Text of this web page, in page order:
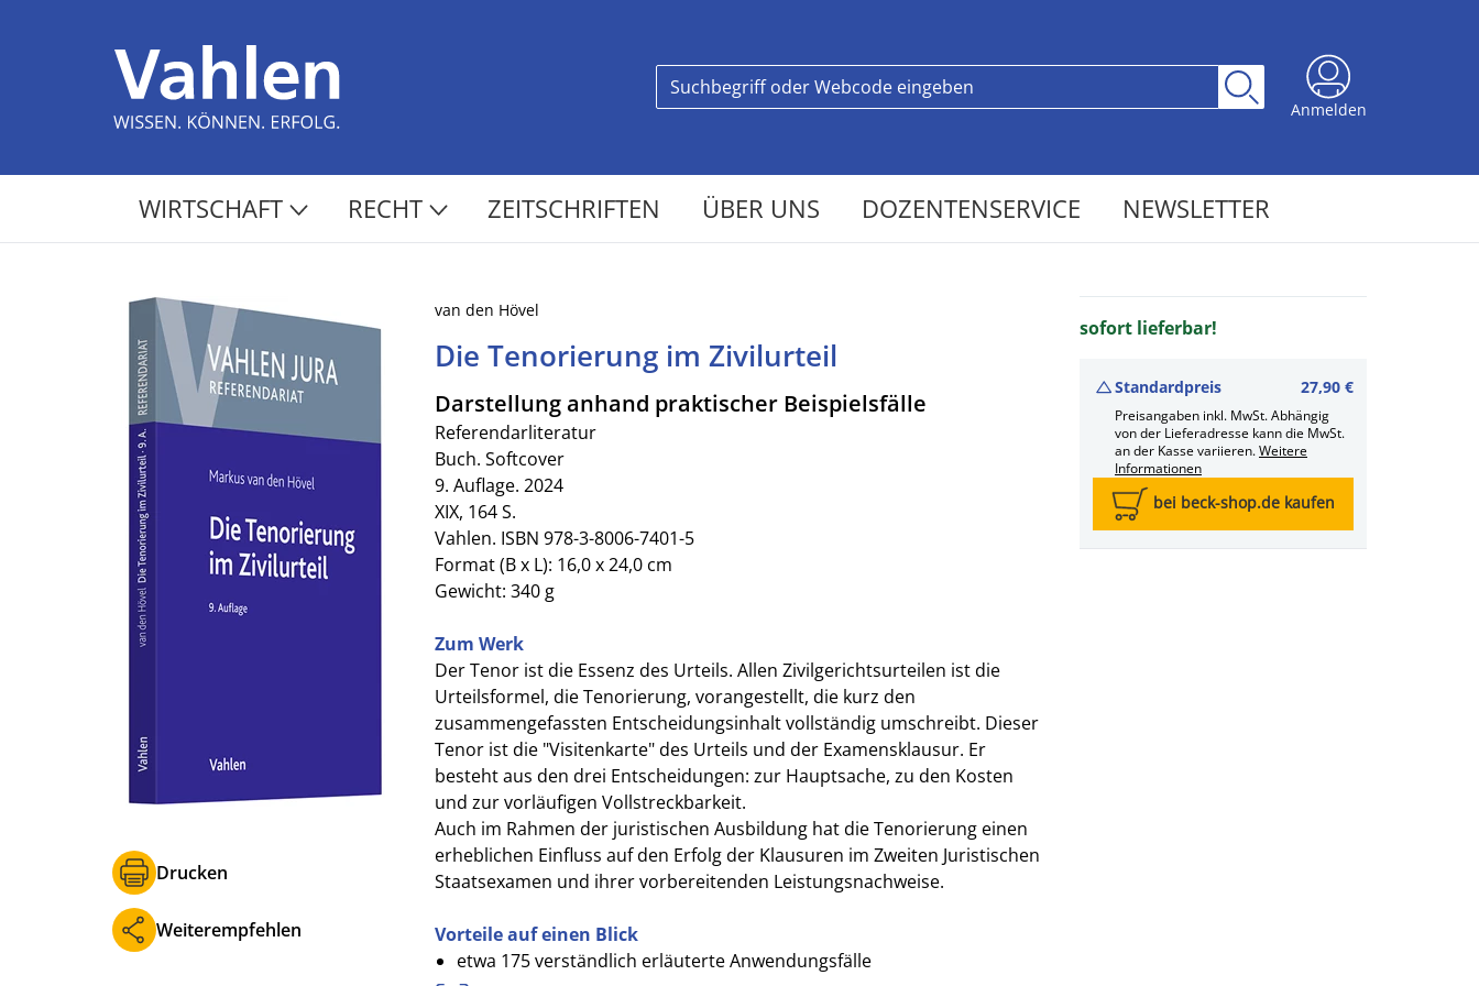
Anmelden
WIRTSCHAFT RECHT ZEITSCHRIFTEN ÜBER UNS DOZENTENSERVICE NEWSLETTER
Drucken
Weiterempfehlen
van den Hövel
Die Tenorierung im Zivilurteil
Darstellung anhand praktischer Beispielsfälle
Referendarliteratur
Buch. Softcover
9. Auflage. 2024
XIX, 164 S.
Vahlen. ISBN 978-3-8006-7401-5
Format (B x L): 16,0 x 24,0 cm
Gewicht: 340 g
Zum Werk
Der Tenor ist die Essenz des Urteils. Allen Zivilgerichtsurteilen ist die
Urteilsformel, die Tenorierung, vorangestellt, die kurz den
zusammengefassten Entscheidungsinhalt vollständig umschreibt. Dieser
Tenor ist die "Visitenkarte" des Urteils und der Examensklausur. Er
besteht aus den drei Entscheidungen: zur Hauptsache, zu den Kosten
und zur vorläufigen Vollstreckbarkeit.
Auch im Rahmen der juristischen Ausbildung hat die Tenorierung einen
erheblichen Einfluss auf den Erfolg der Klausuren im Zweiten Juristischen
Staatsexamen und ihrer vorbereitenden Leistungsnachweise.
Vorteile auf einen Blick
etwa 175 verständlich erläuterte Anwendungsfälle
sofort lieferbar!
Standardpreis 27,90 €
Preisangaben inkl. MwSt. Abhängig
von der Lieferadresse kann die MwSt.
an der Kasse variieren.Weitere
Informationen
bei beck-shop.de kaufen